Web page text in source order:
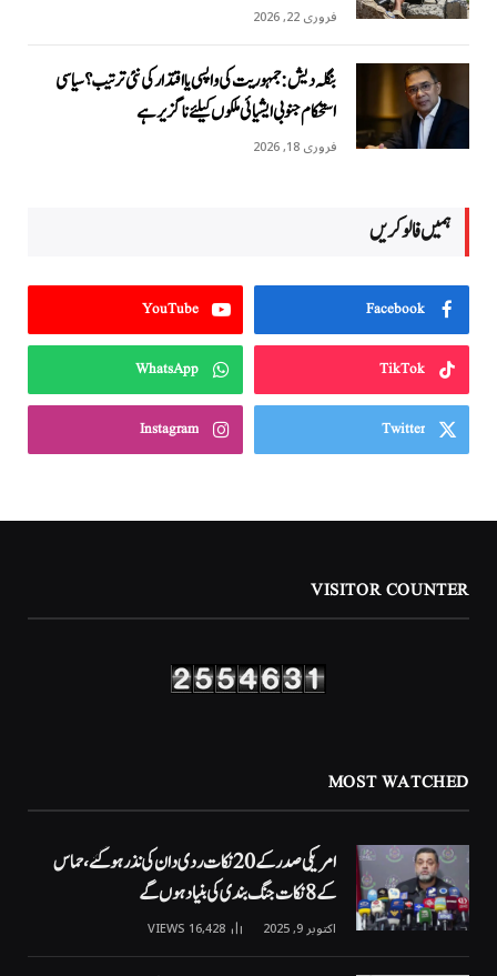
فروری 22, 2026
بنگلہ دیش: جمہوریت کی واپسی یا اقتدار کی نئی ترتیب؟ سیاسی
استحکام جنوبی ایشیائی ملکوں کیلئے ناگزیر ہے
فروری 18, 2026
ہمیں فالو کریں
Facebook
YouTube
TikTok
WhatsApp
Twitter
Instagram
VISITOR COUNTER
MOST WATCHED
امریکی صدر کے 20 نکات ردی دان کی نذر ہوگئے، حماس
کے 8 نکات جنگ بندی کی بنیاد ہوں گے
اکتوبر 9, 2025 16,428
VIEWS